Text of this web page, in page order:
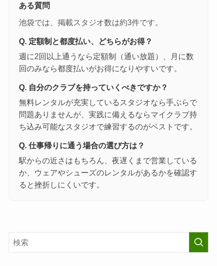
ある質問
池袋では、掲載スタジオ数は約3件です。
Q. 定額制と都度払い、どちらがお得？
週に2回以上通うなら定額制（通い放題）、月に数
回のみなら都度払いがお得になりやすいです。
Q. 自分のクラブを持っていくべきですか？
無料レンタルが充実しているスタジオなら手ぶらで
問題ありませんが、実践に備えるならマイクラブ持
ち込み可能なスタジオで練習するのがベストです。
Q. 仕事帰りに通う場合の選び方は？
駅からの近さはもちろん、夜遅くまで営業している
か、ウェアやシューズのレンタルがあるかを確認す
ると挫折しにくいです。